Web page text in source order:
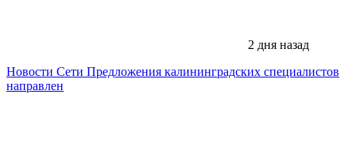
2 дня назад
Новости Сети Предложения калининградских специалистов
направлен